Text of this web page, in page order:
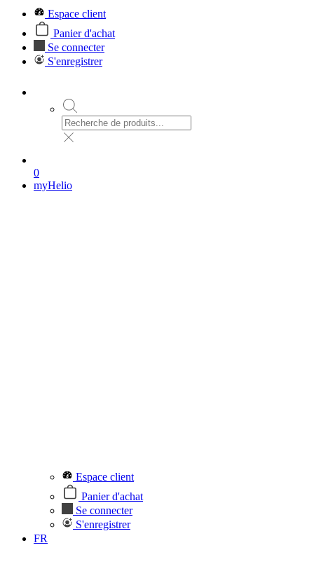
Espace client
Panier d'achat
Se connecter
S'enregistrer
0
myHelio
Espace client
Panier d'achat
Se connecter
S'enregistrer
FR